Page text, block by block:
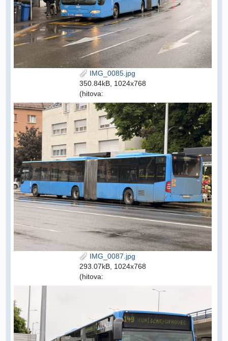
IMG_0085.jpg
350.84kB, 1024x768
(hitova:
IMG_0087.jpg
293.07kB, 1024x768
(hitova: